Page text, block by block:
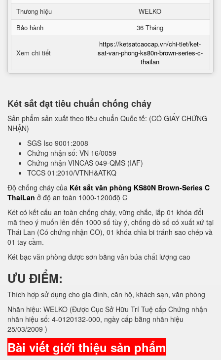
Thương hiệu
WELKO
Bảo hành
36 Tháng
Xem chi tiết
https://ketsatcaocap.vn/chi-tiet/ket-
sat-van-phong-ks80n-brown-series-c-
thailan
Két sắt đạt tiêu chuẩn chống cháy
Sản phẩm sản xuất theo tiêu chuẩn Quốc tế: (CÓ GIẤY CHỨNG
NHẬN)
SGS Iso 9001:2008
Chứng nhận số: VN 16/0059
Chứng nhận VINCAS 049-QMS (IAF)
TCCS 01:2010/VTNH&ATKQ
Độ chống cháy của Két sắt văn phòng KS80N Brown-Series C
ThaiLan ở độ an toàn 1000-1200độ C
Két có kết cấu an toàn chống cháy, vững chắc, lắp 01 khóa đổi
mã theo ý muốn lên đến 1000 số tùy ý, chống dò số có xuất xứ tại
Thái Lan (Có chứng nhận CO), 01 khóa chìa bi tránh sao chép và
01 tay cầm.
Két bạc văn phòng được sơn bằng vân búa chất lượng cao
ƯU ĐIỂM:
Thích hợp sử dụng cho gia đình, căn hộ, khách sạn, văn phòng
Nhãn hiệu: WELKO (Được Cục Sở Hữu Trí Tuệ cấp Chứng nhận
nhãn hiệu số: 4-0120132-000, ngày cấp bằng nhãn hiệu
25/03/2009 )
Bài viết giới thiệu sản phẩm